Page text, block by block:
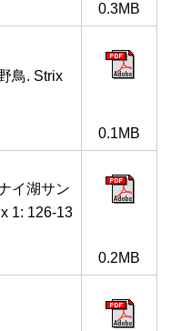
0.3MB
鳥. Strix
0.1MB
イ湖サン
1: 126-13
0.2MB